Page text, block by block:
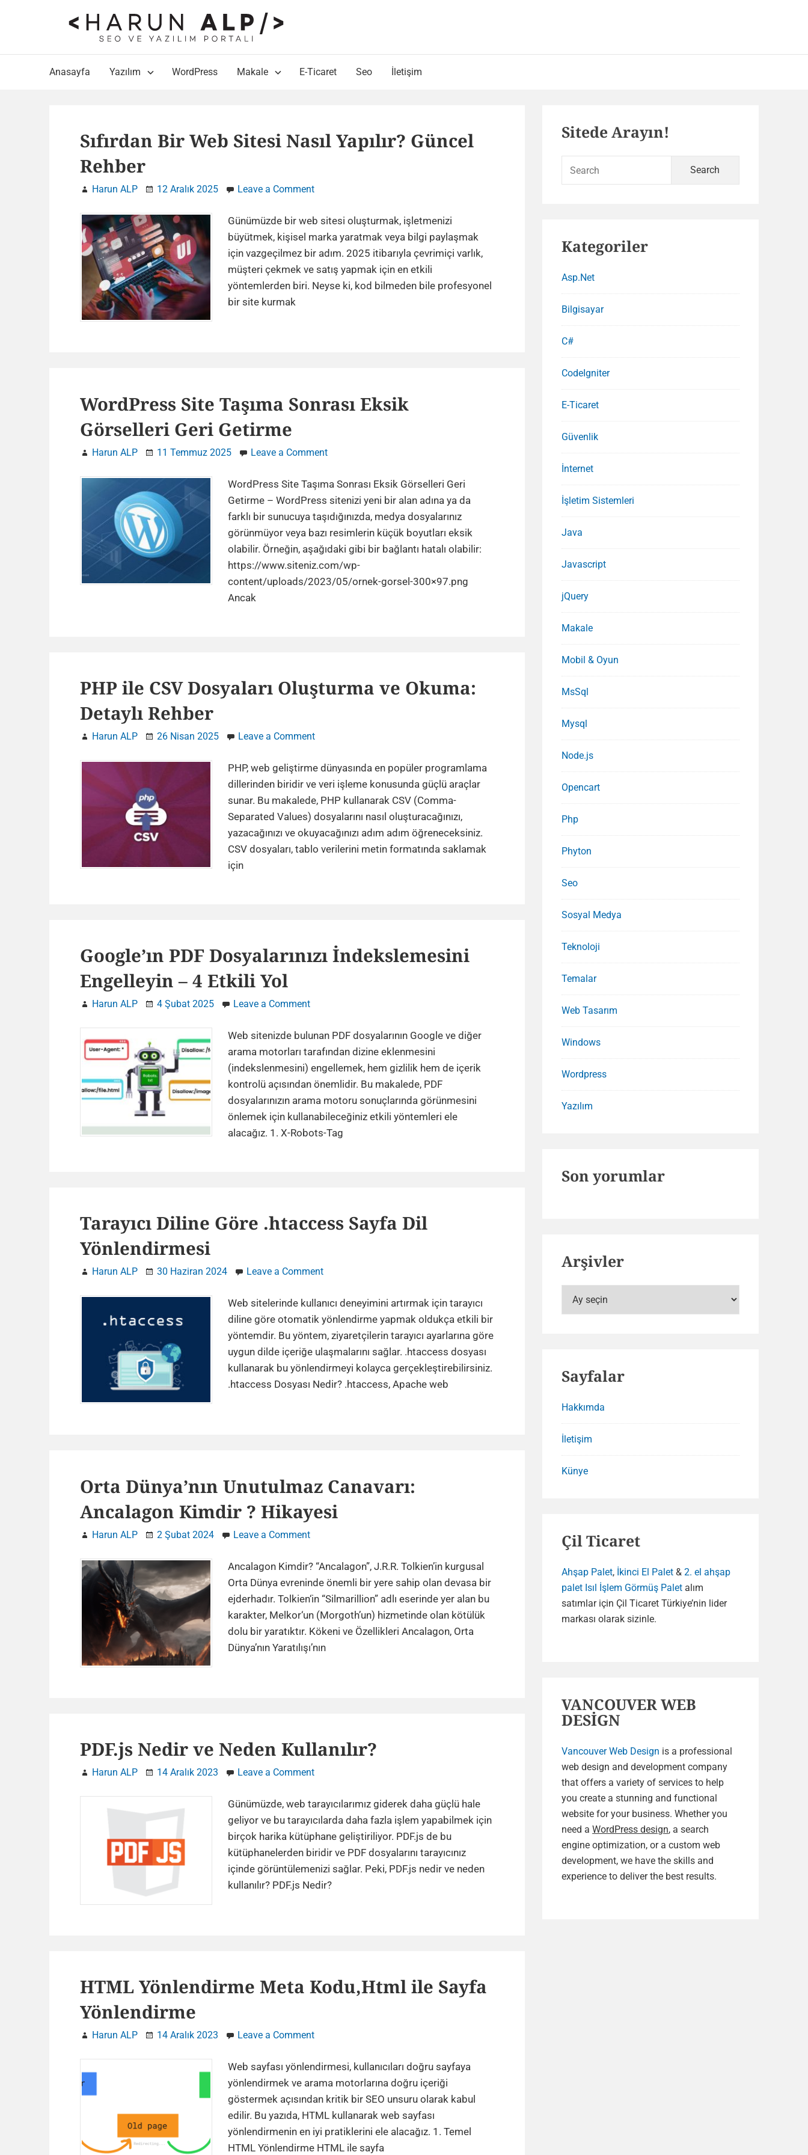
Anasayfa Yazılım WordPress Makale E-Ticaret Seo İletişim
Sıfırdan Bir Web Sitesi Nasıl Yapılır? Güncel
Rehber
Harun ALP 12 Aralık 2025 Leave a Commenton
Bir
Web
Sitesi
Nasıl
Yapılır?
Günümüzde bir web sitesi oluşturmak, işletmenizi
büyütmek, kişisel marka yaratmak veya bilgi paylaşmak
için vazgeçilmez bir adım. 2025 itibarıyla çevrimiçi varlık,
müşteri çekmek ve satış yapmak için en etkili
yöntemlerden biri. Neyse ki, kod bilmeden bile profesyonel
bir site kurmak
Güncel
Rehber
WordPress Site Taşıma Sonrası Eksik
Görselleri Geri Getirme
Harun ALP 11 Temmuz 2025 Leave a Commenton
Site
Taşıma
Sonrası
Eksik
Görselleri
Geri
Getirme
WordPress Site Taşıma Sonrası Eksik Görselleri Geri
Getirme – WordPress sitenizi yeni bir alan adına ya da
farklı bir sunucuya taşıdığınızda, medya dosyalarınız
görünmüyor veya bazı resimlerin küçük boyutları eksik
olabilir. Örneğin, aşağıdaki gibi bir bağlantı hatalı olabilir:
https://www.siteniz.com/wp-
content/uploads/2023/05/ornek-gorsel-300×97.png
Ancak
Görselleri
Geri
PHP ile CSV Dosyaları Oluşturma ve Okuma:
Detaylı Rehber
Harun ALP 26 Nisan 2025 Leave a Commenton
ile
CSV
Dosyaları
Oluşturma
ve
Okuma:
PHP, web geliştirme dünyasında en popüler programlama
dillerinden biridir ve veri işleme konusunda güçlü araçlar
sunar. Bu makalede, PHP kullanarak CSV (Comma-
Separated Values) dosyalarını nasıl oluşturacağınızı,
yazacağınızı ve okuyacağınızı adım adım öğreneceksiniz.
CSV dosyaları, tablo verilerini metin formatında saklamak
için
Okuma:
Detaylı
Google’ın PDF Dosyalarınızı İndekslemesini
Engelleyin – 4 Etkili Yol
Harun ALP 4 Şubat 2025 Leave a Commenton
PDF
Dosyalarınızı
İndekslemesini
Engelleyin
–
4
Etkili
Web sitenizde bulunan PDF dosyalarının Google ve diğer
arama motorları tarafından dizine eklenmesini
(indekslenmesini) engellemek, hem gizlilik hem de içerik
kontrolü açısından önemlidir. Bu makalede, PDF
dosyalarınızın arama motoru sonuçlarında görünmesini
önlemek için kullanabileceğiniz etkili yöntemleri ele
alacağız. 1. X-Robots-Tag
–
4
Tarayıcı Diline Göre .htaccess Sayfa Dil
Yönlendirmesi
Harun ALP 30 Haziran 2024 Leave a Commenton
Diline
Göre
.htaccess
Sayfa
Dil
Yönlendirmesi
Web sitelerinde kullanıcı deneyimini artırmak için tarayıcı
diline göre otomatik yönlendirme yapmak oldukça etkili bir
yöntemdir. Bu yöntem, ziyaretçilerin tarayıcı ayarlarına göre
uygun dilde içeriğe ulaşmalarını sağlar. .htaccess dosyası
kullanarak bu yönlendirmeyi kolayca gerçekleştirebilirsiniz.
.htaccess Dosyası Nedir? .htaccess, Apache web
Orta Dünya’nın Unutulmaz Canavarı:
Ancalagon Kimdir ? Hikayesi
Harun ALP 2 Şubat 2024 Leave a Commenton
Dünya’nın
Unutulmaz
Canavarı:
Ancalagon
Kimdir
?
Ancalagon Kimdir? “Ancalagon”, J.R.R. Tolkien’in kurgusal
Orta Dünya evreninde önemli bir yere sahip olan devasa bir
ejderhadır. Tolkien‘in “Silmarillion” adlı eserinde yer alan bu
karakter, Melkor‘un (Morgoth’un) hizmetinde olan kötülük
dolu bir yaratıktır. Kökeni ve Özellikleri Ancalagon, Orta
Dünya’nın Yaratılışı’nın
?
PDF.js Nedir ve Neden Kullanılır?
Harun ALP 14 Aralık 2023 Leave a Commenton
Nedir
ve
Neden
Kullanılır?
Günümüzde, web tarayıcılarımız giderek daha güçlü hale
geliyor ve bu tarayıcılarda daha fazla işlem yapabilmek için
birçok harika kütüphane geliştiriliyor. PDF.js de bu
kütüphanelerden biridir ve PDF dosyalarını tarayıcınız
içinde görüntülemenizi sağlar. Peki, PDF.js nedir ve neden
kullanılır? PDF.js Nedir?
HTML Yönlendirme Meta Kodu,Html ile Sayfa
Yönlendirme
Harun ALP 14 Aralık 2023 Leave a Commenton
Yönlendirme
Meta
Kodu,Html
ile
Sayfa
Yönlendirme
Web sayfası yönlendirmesi, kullanıcıları doğru sayfaya
yönlendirmek ve arama motorlarına doğru içeriği
göstermek açısından kritik bir SEO unsuru olarak kabul
edilir. Bu yazıda, HTML kullanarak web sayfası
yönlendirmenin en iyi pratiklerini ele alacağız. 1. Temel
HTML Yönlendirme HTML ile sayfa
Sidebar
Sitede Arayın!
Kategoriler
Asp.Net
Bilgisayar
C#
CodeIgniter
E-Ticaret
Güvenlik
İnternet
İşletim Sistemleri
Java
Javascript
jQuery
Makale
Mobil & Oyun
MsSql
Mysql
Node.js
Opencart
Php
Phyton
Seo
Sosyal Medya
Teknoloji
Temalar
Web Tasarım
Windows
Wordpress
Yazılım
Son yorumlar
Arşivler
Sayfalar
Hakkımda
İletişim
Künye
Çil Ticaret
Ahşap Palet, İkinci El Palet &2. el ahşap
palet Isıl İşlem Görmüş Palet alım
satımlar için Çil Ticaret Türkiye’nin lider
markası olarak sizinle.
VANCOUVER WEB
DESİGN
Vancouver Web Design is a professional
web design and development company
that offers a variety of services to help
you create a stunning and functional
website for your business. Whether you
need aWordPress design, a search
engine optimization, or a custom web
development, we have the skills and
experience to deliver the best results.